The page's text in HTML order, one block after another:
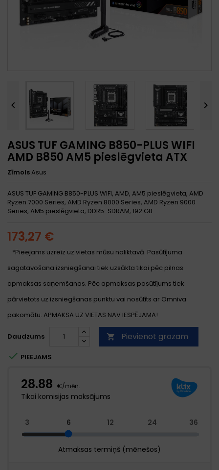
 
ASUS TUF GAMING B850-PLUS WIFI
AMD B850 AM5 pieslēgvieta ATX
ZīmolsAsus
ASUS TUF GAMING B850-PLUS WIFI, AMD, AM5 pieslēgvieta, AMD
Ryzen 7000 Series, AMD Ryzen 8000 Series, AMD Ryzen 9000
Series, AM5 pieslēgvieta, DDR5-SDRAM, 192 GB
173,27 €
*Pieejams uzreiz uz vietas mūsu noliktavā. Pasūtījuma
sagatavošana izsniegšanai tiek uzsākta tikai pēc pilnas
apmaksas saņemšanas. Pēc apmaksas pasūtījums tiek
pārvietots uz izsniegšanas punktu vai nosūtīts ar Omniva
pakomātu. APMAKSA UZ VIETAS NAV IESPĒJAMA!
Daudzums  Pievienot grozam
 PIEEJAMS